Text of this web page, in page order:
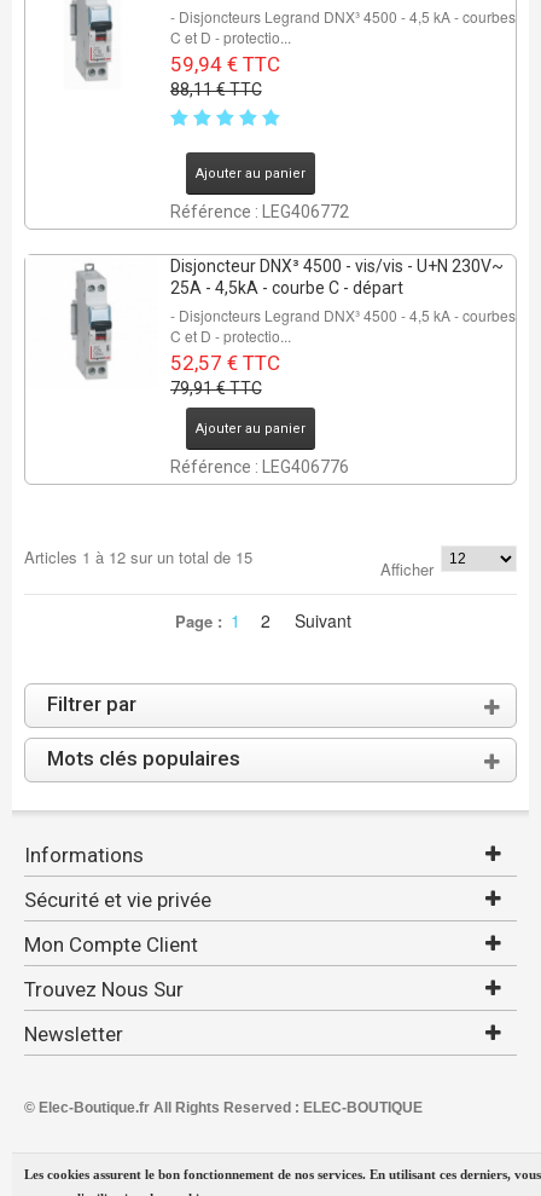
- Disjoncteurs Legrand DNX³ 4500 - 4,5 kA - courbes
C et D - protectio...
59,94 € TTC
88,11 € TTC
Ajouter au panier
Référence : LEG406772
Disjoncteur DNX³ 4500 - vis/vis - U+N 230V~
25A - 4,5kA - courbe C - départ
- Disjoncteurs Legrand DNX³ 4500 - 4,5 kA - courbes
C et D - protectio...
52,57 € TTC
79,91 € TTC
Ajouter au panier
Référence : LEG406776
Articles 1 à 12sur un total de 15
Afficher
Page : 1 2 Suivant
Filtrer par
Mots clés populaires
Informations
Sécurité et vie privée
Mon Compte Client
Trouvez Nous Sur
Newsletter
© Elec-Boutique.fr All Rights Reserved : ELEC-BOUTIQUE
Les cookies assurent le bon fonctionnement de nos services. En utilisant ces derniers, vous